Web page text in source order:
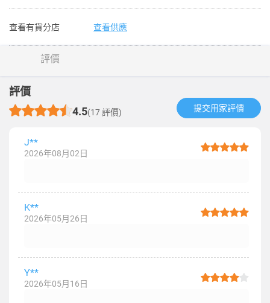
查看有貨分店 查看供應
評價
評價
4.5(17 評價) 提交用家評價​
J**
2026年08月02日
K**
2026年05月26日
Y**
2026年05月16日